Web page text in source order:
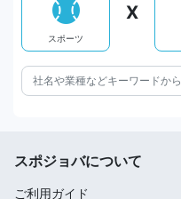
スポーツ
X
スポジョバについて
ご利用ガイド